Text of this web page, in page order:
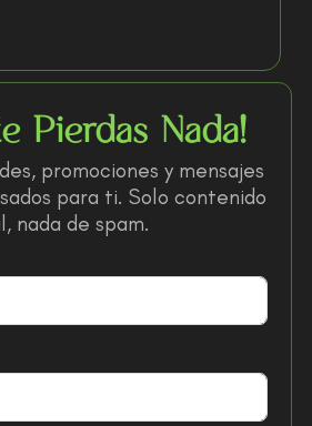
Pierdas Nada!
promociones y mensajes
para ti. Solo contenido
nada de spam.